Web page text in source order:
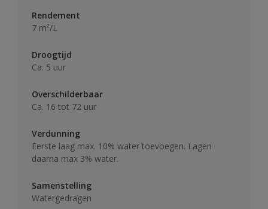
Rendement
7 m²/L
Droogtijd
Ca. 5 uur
Overschilderbaar
Ca. 16 tot 72 uur
Verdunning
Eerste laag max. 10% water toevoegen. Lagen
daarna max 3% water.
Samenstelling
Watergedragen